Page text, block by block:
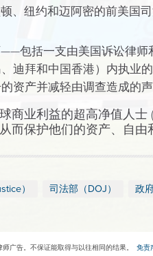
、纽约和迈阿密的前美国
包括一支由美国诉讼律师
迪拜和中国香港）内执业
资产并减轻由调查造成的声
商业利益的超高净值人士
而保护他们的资产、自由
） 司法部（DOJ） 政
师广告。不保证能取得与以往相同的结果。 免责